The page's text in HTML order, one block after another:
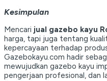
Kesimpulan
Mencari jual gazebo kayu
harga, tapi juga tentang
kepercayaan terhadap
Gazebokayu.com hadir
mewujudkan gazebo kayu
pengerjaan profesional, dan